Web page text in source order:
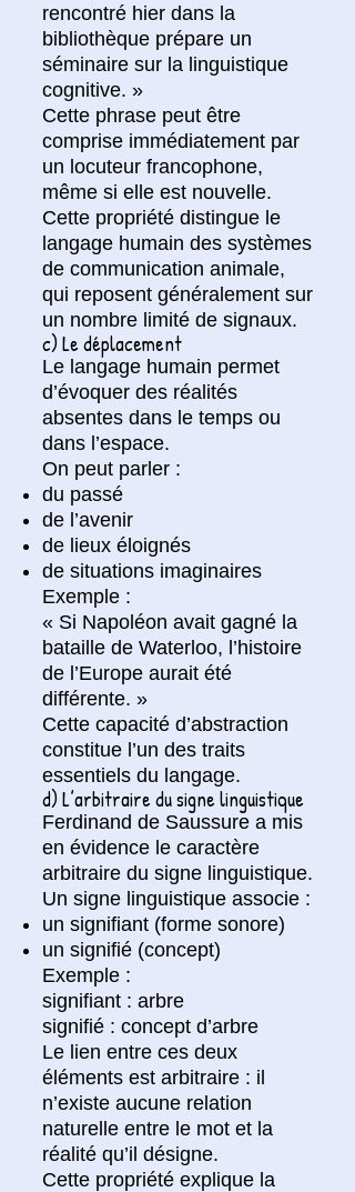
rencontré hier dans la
bibliothèque prépare un
séminaire sur la linguistique
cognitive. »
Cette phrase peut être
comprise immédiatement par
un locuteur francophone,
même si elle est nouvelle.
Cette propriété distingue le
langage humain des systèmes
de communication animale,
qui reposent généralement sur
un nombre limité de signaux.
c) Le déplacement
Le langage humain permet
d’évoquer des réalités
absentes dans le temps ou
dans l’espace.
On peut parler :
du passé
de l’avenir
de lieux éloignés
de situations imaginaires
Exemple :
« Si Napoléon avait gagné la
bataille de Waterloo, l’histoire
de l’Europe aurait été
différente. »
Cette capacité d’abstraction
constitue l’un des traits
essentiels du langage.
d) L’arbitraire du signe linguistique
Ferdinand de Saussure a mis
en évidence le caractère
arbitraire du signe linguistique.
Un signe linguistique associe :
un signifiant (forme sonore)
un signifié (concept)
Exemple :
signifiant : arbre
signifié : concept d’arbre
Le lien entre ces deux
éléments est arbitraire : il
n’existe aucune relation
naturelle entre le mot et la
réalité qu’il désigne.
Cette propriété explique la